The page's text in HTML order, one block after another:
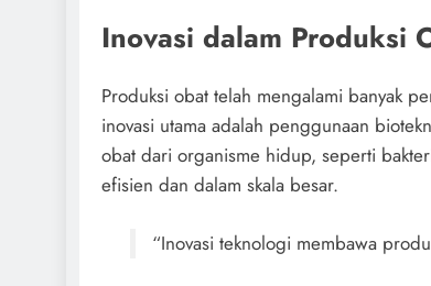
Inovasi dalam Produksi
Produksi obat telah mengalami banyak
inovasi utama adalah penggunaan
obat dari organisme hidup, seperti
efisien dan dalam skala besar.
“Inovasi teknologi membawa